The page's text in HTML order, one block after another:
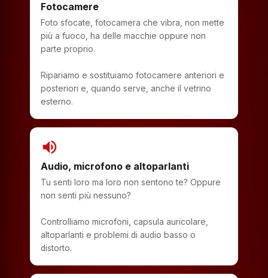
Fotocamere
Foto sfocate, fotocamera che vibra, non mette
più a fuoco, ha delle macchie oppure non
parte proprio.
Ripariamo e sostituiamo fotocamere anteriori e
posteriori e, quando serve, anche il vetrino
esterno.
volume_up
Audio, microfono e altoparlanti
Tu senti loro ma loro non sentono te? Oppure
non senti più nessuno?
Controlliamo microfoni, capsula auricolare,
altoparlanti e problemi di audio basso o
distorto.